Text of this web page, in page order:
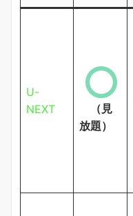
U-
NEXT
（見
放題）